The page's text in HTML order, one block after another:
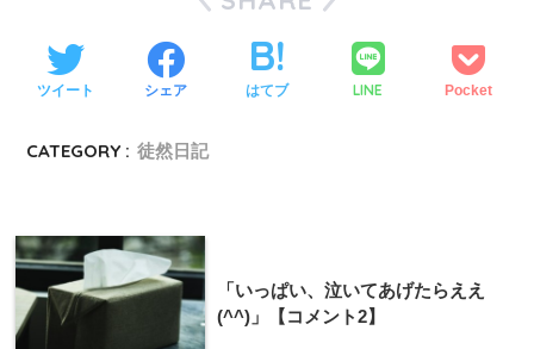
ツイート シェア はてブ LINE Pocket
CATEGORY : 徒然日記
「いっぱい、泣いてあげたらええ
(^^)」【コメント2】